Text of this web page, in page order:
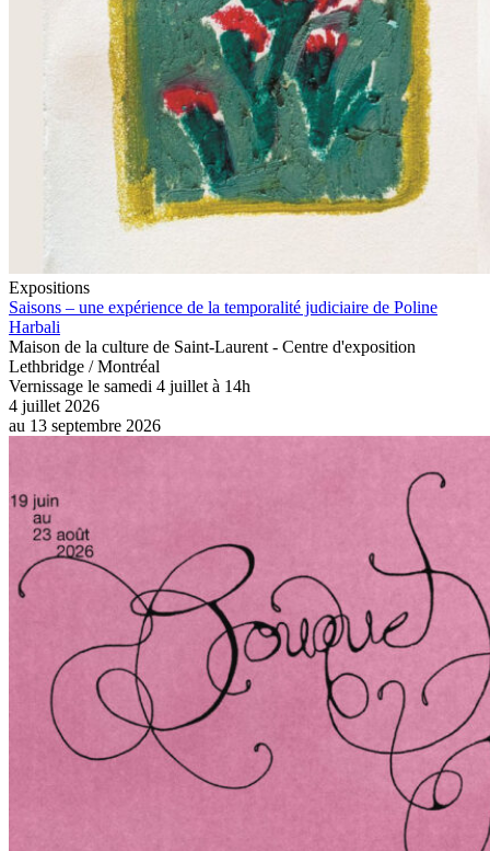
Expositions
Saisons – une expérience de la temporalité judiciaire de Poline
Harbali
Maison de la culture de Saint-Laurent - Centre d'exposition
Lethbridge / Montréal
Vernissage le samedi 4 juillet à 14h
4 juillet 2026
au 13 septembre 2026